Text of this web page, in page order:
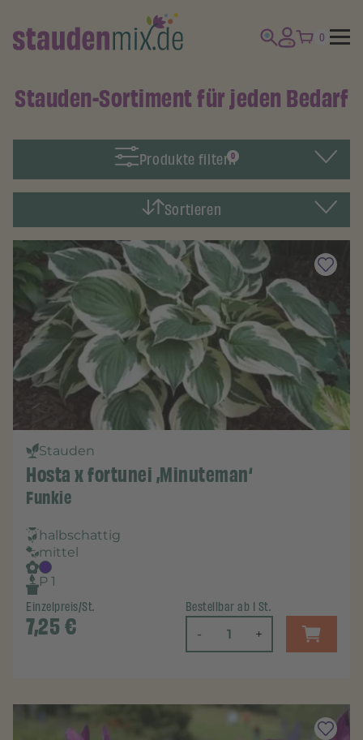
0
Stauden-Sortiment für jeden Bedarf
Produkte filtern
0
Sortieren
Stauden
Hosta x fortunei ‚Minuteman‘
Funkie
halbschattig
mittel
P 1
Einzelpreis/St.
7,25€
Bestellbar ab 1 St.
- +